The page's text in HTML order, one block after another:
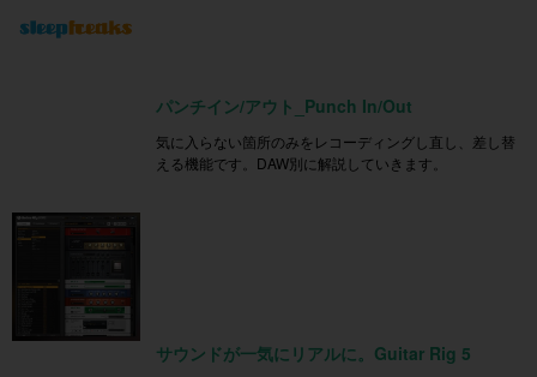
パンチイン/アウト_Punch In/Out
気に入らない箇所のみをレコーディングし直し、差し替
える機能です。DAW別に解説していきます。
サウンドが一気にリアルに。Guitar Rig 5